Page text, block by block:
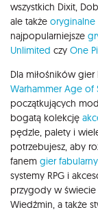
wszystkich Dixit,
ale także oryginalne
najpopularniejsze
Unlimited czy One
Dla miłośników
Warhammer Age of
początkujących
bogatą kolekcję
pędzle, palety i
potrzebujesz, aby
fanem gier
systemy RPG i
przygody w świecie
Wiedźmin, a także